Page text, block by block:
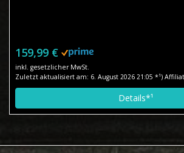
159,99 €
inkl. gesetzlicher MwSt.
Zuletzt aktualisiert am: 6. August 2026 21:05 *¹)
Details*¹